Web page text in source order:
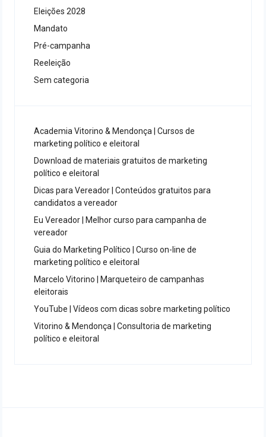
Eleições 2028
Mandato
Pré-campanha
Reeleição
Sem categoria
Academia Vitorino & Mendonça | Cursos de
marketing político e eleitoral
Download de materiais gratuitos de marketing
político e eleitoral
Dicas para Vereador | Conteúdos gratuitos para
candidatos a vereador
Eu Vereador | Melhor curso para campanha de
vereador
Guia do Marketing Político | Curso on-line de
marketing político e eleitoral
Marcelo Vitorino | Marqueteiro de campanhas
eleitorais
YouTube | Vídeos com dicas sobre marketing político
Vitorino & Mendonça | Consultoria de marketing
político e eleitoral